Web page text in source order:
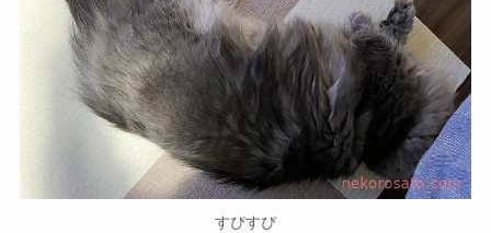
すぴすぴ